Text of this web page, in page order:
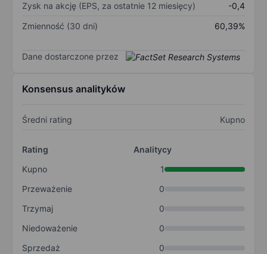
Zysk na akcję (EPS, za ostatnie 12 miesięcy)
-0,4
Zmienność (30 dni)
60,39%
Dane dostarczone przez
Konsensus analityków
Średni rating Kupno
Rating
Analitycy
Kupno
1
Przeważenie
0
Trzymaj
0
Niedoważenie
0
Sprzedaż
0